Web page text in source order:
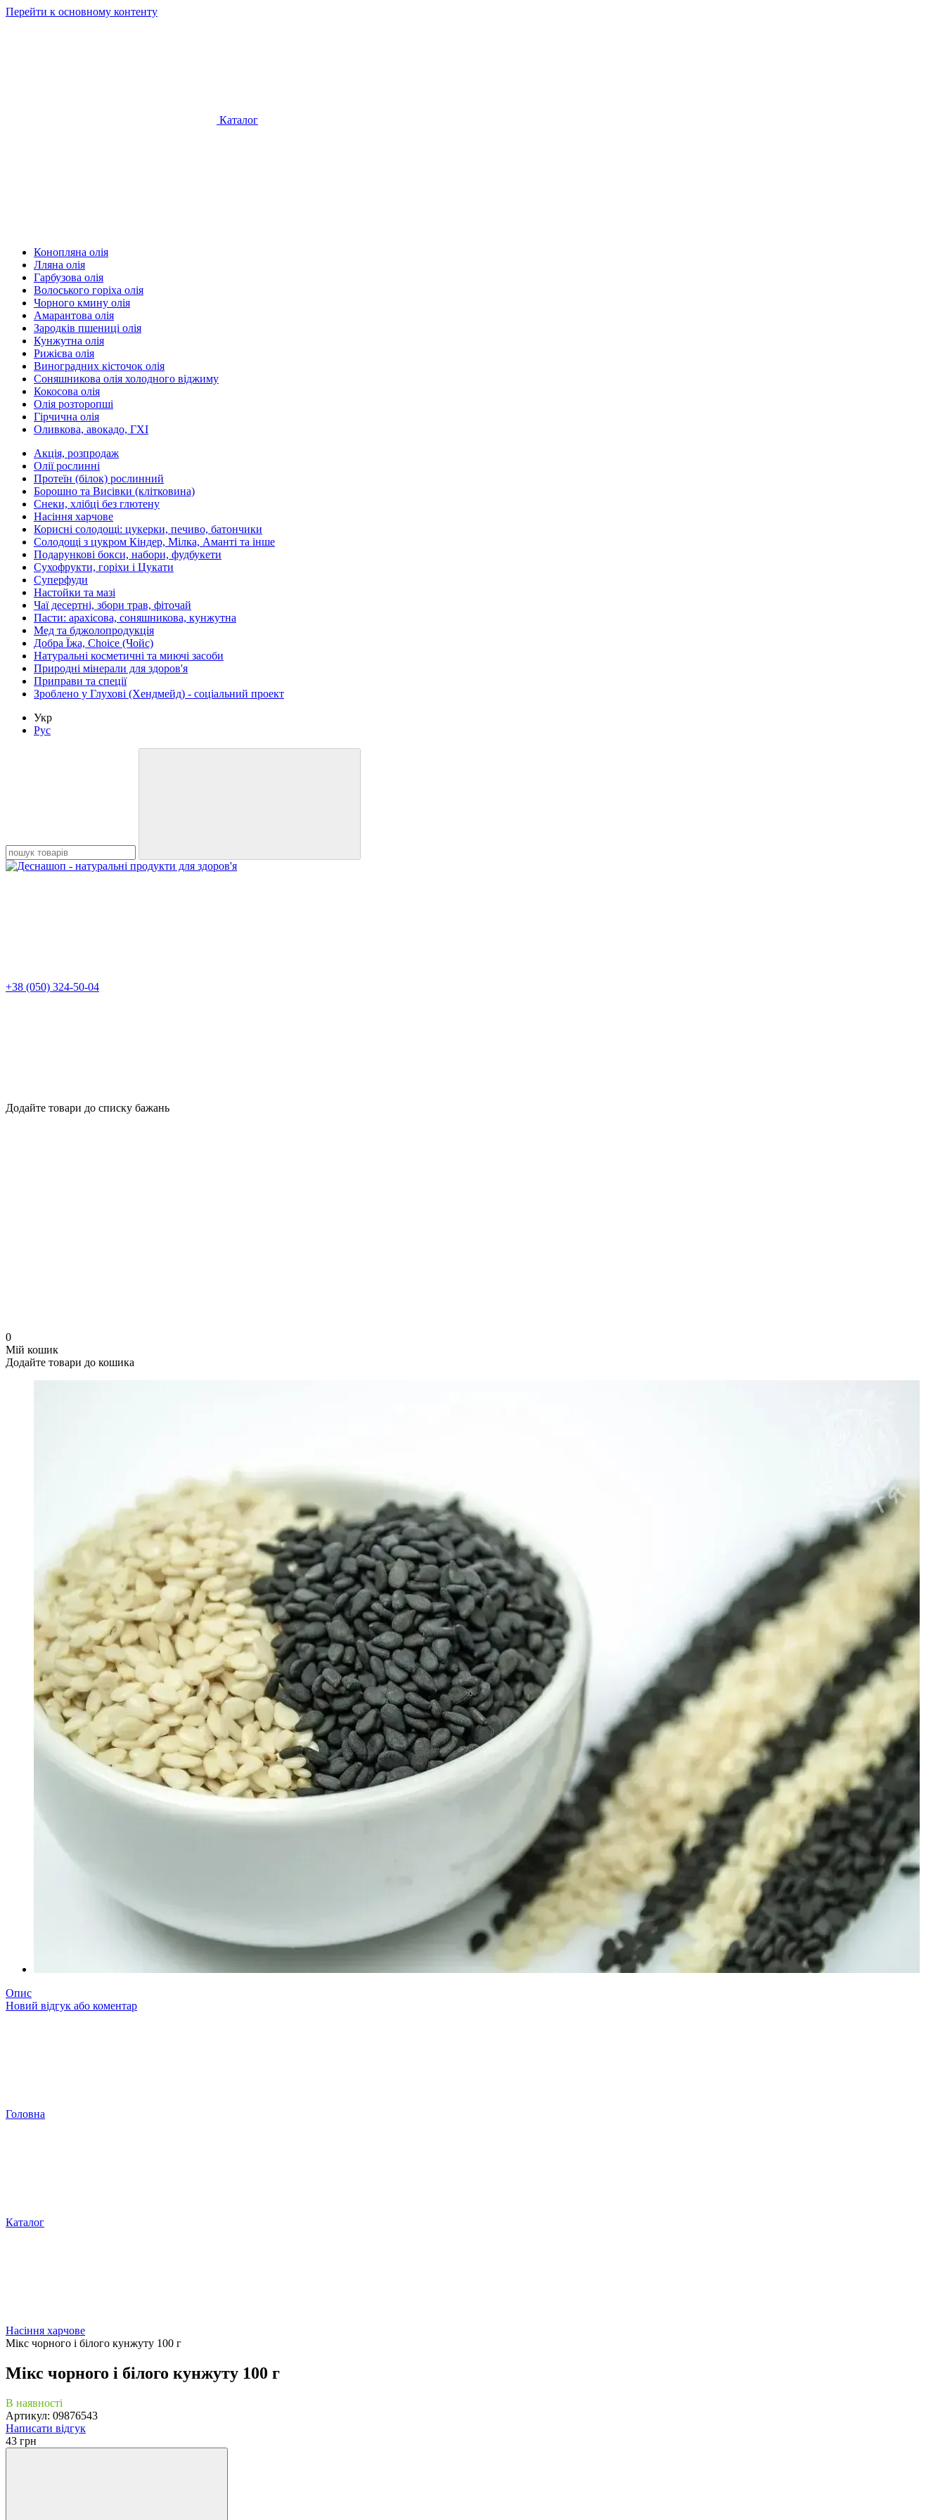
Перейти к основному контенту
Каталог
Конопляна олія
Лляна олія
Гарбузова олія
Волоського горіха олія
Чорного кмину олія
Амарантова олія
Зародків пшениці олія
Кунжутна олія
Рижієва олія
Виноградних кісточок олія
Соняшникова олія холодного віджиму
Кокосова олія
Олія розторопші
Гірчична олія
Оливкова, авокадо, ГХІ
Акція, розпродаж
Олії рослинні
Протеїн (білок) рослинний
Борошно та Висівки (клітковина)
Снеки, хлібці без глютену
Насіння харчове
Корисні солодощі: цукерки, печиво, батончики
Солодощі з цукром Кіндер, Мілка, Аманті та інше
Подарункові бокси, набори, фудбукети
Сухофрукти, горіхи і Цукати
Суперфуди
Настойки та мазі
Чаї десертні, збори трав, фіточай
Пасти: арахісова, соняшникова, кунжутна
Мед та бджолопродукція
Добра Їжа, Choice (Чойс)
Натуральні косметичні та миючі засоби
Природні мінерали для здоров'я
Приправи та спеції
Зроблено у Глухові (Хендмейд) - соціальний проект
Укр
Рус
+38 (050) 324-50-04
Додайте товари до списку бажань
0
Мій кошик
Додайте товари до кошика
Опис
Новий відгук або коментар
Головна
Каталог
Насіння харчове
Мікс чорного і білого кунжуту 100 г
Мікс чорного і білого кунжуту 100 г
В наявності
Артикул: 09876543
Написати відгук
43 грн